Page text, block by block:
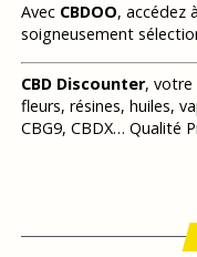
Avec CBDOO, accédez
soigneusement
CBD Discounter, votre
fleurs, résines, huiles,
CBG9, CBDX… Qualité